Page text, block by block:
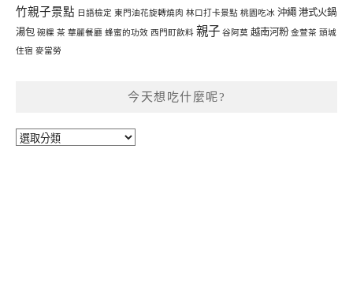
竹親子景點 日語檢定 東門油花旋轉燒肉 林口打卡景點 桃園吃冰 沖繩 港式火鍋
湯包 碗粿 茶 華麗餐廳 蜂蜜的功效 西門町飲料 親子 谷阿莫 越南河粉 金萱茶 頭城
住宿 麥當勞
今天想吃什麼呢?
今